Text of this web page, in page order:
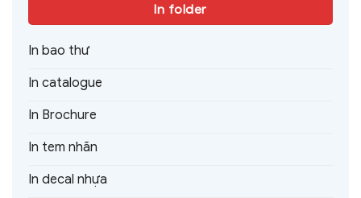
In folder
In bao thư
In catalogue
In Brochure
In tem nhãn
In decal nhựa